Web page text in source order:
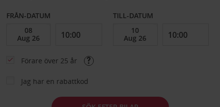
FRÅN-DATUM TILL-DATUM
Förare över 25 år
Jag har en rabattkod